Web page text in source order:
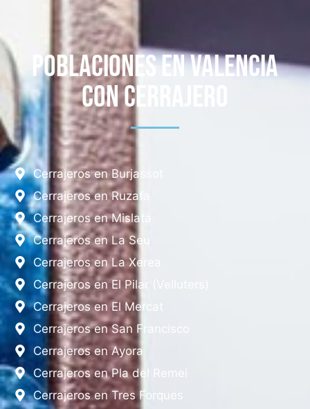
Poblaciones en Valencia
con Cerrajero
Cerrajeros en Burjassot
Cerrajeros en Ruzafa
Cerrajeros en Mislata
Cerrajeros en La Seu
Cerrajeros en La Xerea
Cerrajeros en El Pilar (Velluters)
Cerrajeros en El Mercat
Cerrajeros en San Francisco
Cerrajeros en Ayora
Cerrajeros en Pla del Remei
Cerrajeros en Tres Forques